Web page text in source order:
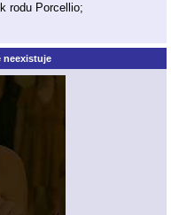
rodu Porcellio;
neexistuje